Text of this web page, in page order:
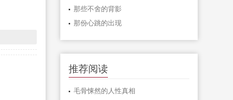
那些不舍的背影
那份心跳的出现
推荐阅读
毛骨悚然的人性真相